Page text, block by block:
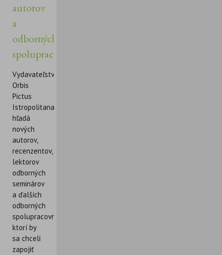
autorov
a
odborných
spolupracovníkov
Vydavateľstvo
Orbis
Pictus
Istropolitana
hľadá
nových
autorov,
recenzentov,
lektorov
odborných
seminárov
a ďalších
odborných
spolupracovníkov,
ktorí by
sa chceli
zapojiť